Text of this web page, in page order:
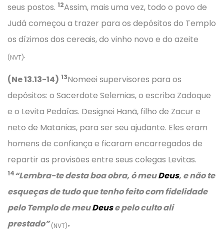
seus postos. 12Assim, mais uma vez, todo o povo de
Judá começou a trazer para os depósitos do Templo
os dízimos dos cereais, do vinho novo e do azeite
(NVT).
(Ne 13.13-14) 13Nomeei supervisores para os
depósitos: o Sacerdote Selemias, o escriba Zadoque
e o Levita Pedaías. Designei Hanã, filho de Zacur e
neto de Matanias, para ser seu ajudante. Eles eram
homens de confiança e ficaram encarregados de
repartir as provisões entre seus colegas Levitas.
14“Lembra-te desta boa obra, ó meuDeus, e não te
esqueças de tudo que tenho feito com fidelidade
pelo Templo de meuDeuse pelo culto ali
prestado”(NVT).